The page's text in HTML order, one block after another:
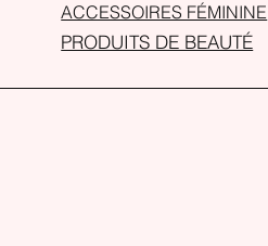
ACCESSOIRES FÉMININE
PRODUITS DE BEAUTÉ